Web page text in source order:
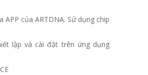
của ARTDNA. Sử dụng chip
lập và cài đặt trên ứng dụng